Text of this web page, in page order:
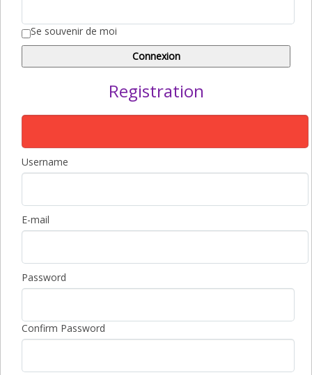
Se souvenir de moi
Registration
Username
E-mail
Password
Confirm Password